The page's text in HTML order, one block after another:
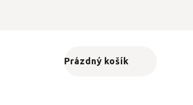
Nákupní košík
Prázdný košík